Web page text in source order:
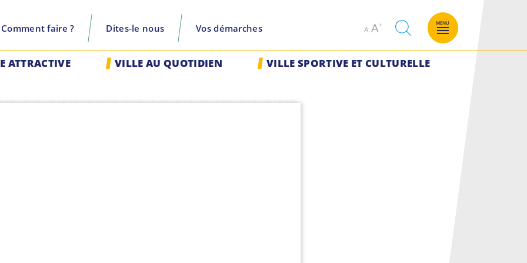
Comment faire ? Dites-le nous Vos démarches A
Decrease
font
AIncrease
size.
recherche
MENU
ATTRACTIVE VILLE AU QUOTIDIEN VILLE SPORTIVE ET CULTURELLE